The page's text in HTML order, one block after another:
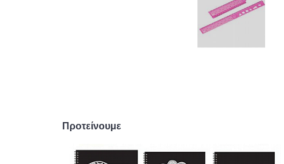
Προτείνουμε